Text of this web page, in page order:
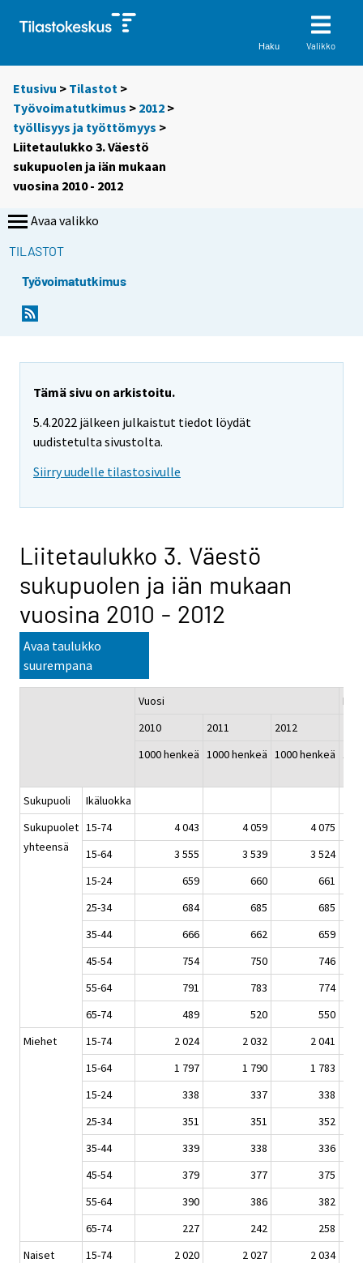
Haku Valikko
Etusivu > Tilastot >
Työvoimatutkimus > 2012 >
työllisyys ja työttömyys >
Liitetaulukko 3. Väestö
sukupuolen ja iän mukaan
vuosina 2010 - 2012
Avaa valikko
TILASTOT
Työvoimatutkimus
Tämä sivu on arkistoitu.
5.4.2022 jälkeen julkaistut tiedot löydät
uudistetulta sivustolta.
Siirry uudelle tilastosivulle
Liitetaulukko 3. Väestö
sukupuolen ja iän mukaan
vuosina 2010 - 2012
Avaa taulukko
suurempana
Vuosi
2010
2011 2012
1000 henkeä 1000 henkeä 1000 henkeä
Sukupuoli
Ikäluokka
Sukupuolet
yhteensä
15-74 4 043 4 059
4 075
15-64
3 555 3 539
3 524
15-24
659 660
661
25-34
684 685
685
35-44
666 662
659
45-54
754 750
746
55-64
791 783
774
65-74
489 520
550
Miehet
15-74 2 024 2 032
2 041
15-64
1 797 1 790
1 783
15-24
338 337
338
25-34
351 351
352
35-44
339 338
336
45-54
379 377
375
55-64
390 386
382
65-74
227 242
258
Naiset
15-74 2 020 2 027
2 034